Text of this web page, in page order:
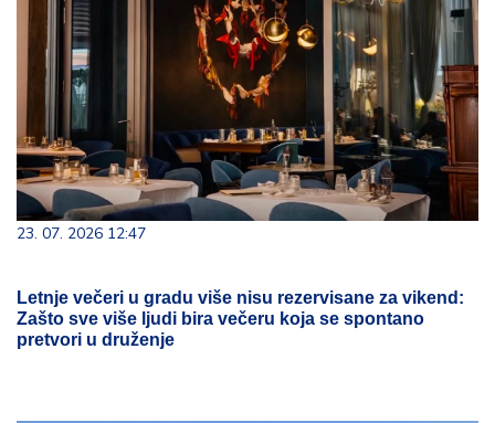
23. 07. 2026 12:47
Letnje večeri u gradu više nisu rezervisane za vikend:
Zašto sve više ljudi bira večeru koja se spontano
pretvori u druženje